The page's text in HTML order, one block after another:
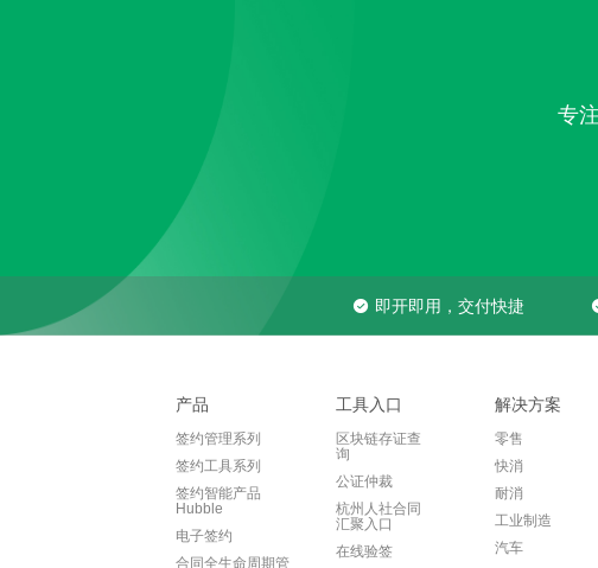
专
即开即用，交付快捷
产品
签约管理系列
签约工具系列
签约智能产品
Hubble
电子签约
合同全生命周期管
工具入口
区块链存证查
询
公证仲裁
杭州人社合同
汇聚入口
在线验签
解决方案
零售
快消
耐消
工业制造
汽车